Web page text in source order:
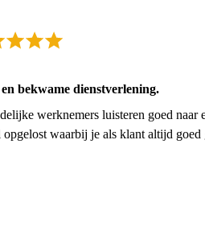
bekwame dienstverlening.
werknemers luisteren goed naar
opgelost waarbij je als klant altijd